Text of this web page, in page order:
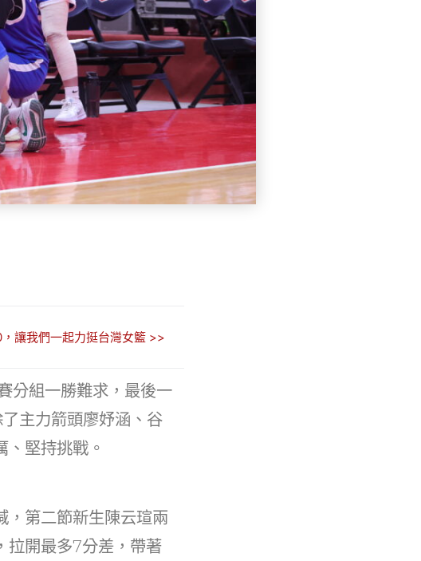
讓我們一起力挺台灣女籃 >>
分組一勝難求，最後一
主力箭頭廖妤涵、谷
堅持挑戰。
，第二節新生陳云瑄兩
拉開最多7分差，帶著